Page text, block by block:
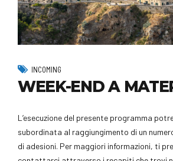
INCOMING
WEEK-END A
L’esecuzione del presente programma
subordinata al raggiungimento di un
di adesioni. Per maggiori informazioni, ti